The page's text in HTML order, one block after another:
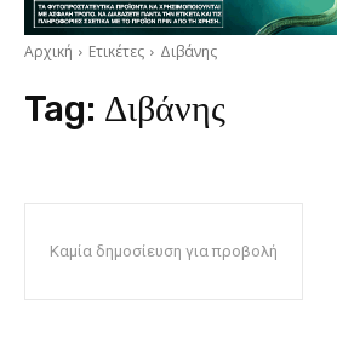
Αρχική Ετικέτες Διβάνης
Tag: Διβάνης
Καμία δημοσίευση για προβολή